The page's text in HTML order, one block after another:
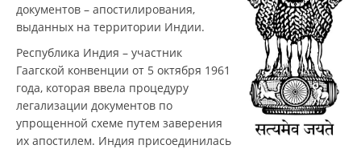
документов – апостилирования,
выданных на территории Индии.
Республика Индия – участник
Гаагской конвенции от 5 октября 1961
года, которая ввела процедуру
легализации документов по
упрощенной схеме путем заверения
их апостилем. Индия присоединилась